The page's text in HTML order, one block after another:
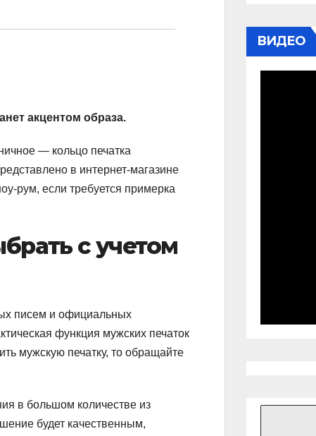
акцентом образа.
— кольцо печатка
в интернет-магазине
рум, если требуется примерка
с учетом
писем и официальных
функция мужских печаток
мужскую печатку, то обращайте
в большом количестве из
будет качественным,
ВИДЕО